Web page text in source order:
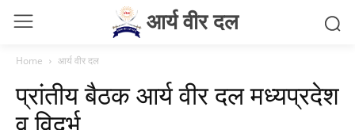
आर्य वीर दल
Home आर्य वीर दल
प्रांतीय बैठक आर्य वीर दल मध्यप्रदेश